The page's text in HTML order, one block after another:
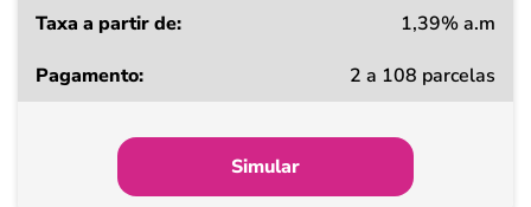
a
1,39% a.m
2 a 108 parcelas
Simular